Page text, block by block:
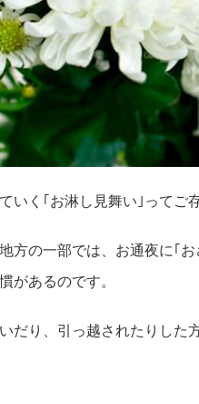
いく｢お淋し見舞い｣ってご
方の一部では、お通夜に｢
があるのです。
だり、引っ越されたりした